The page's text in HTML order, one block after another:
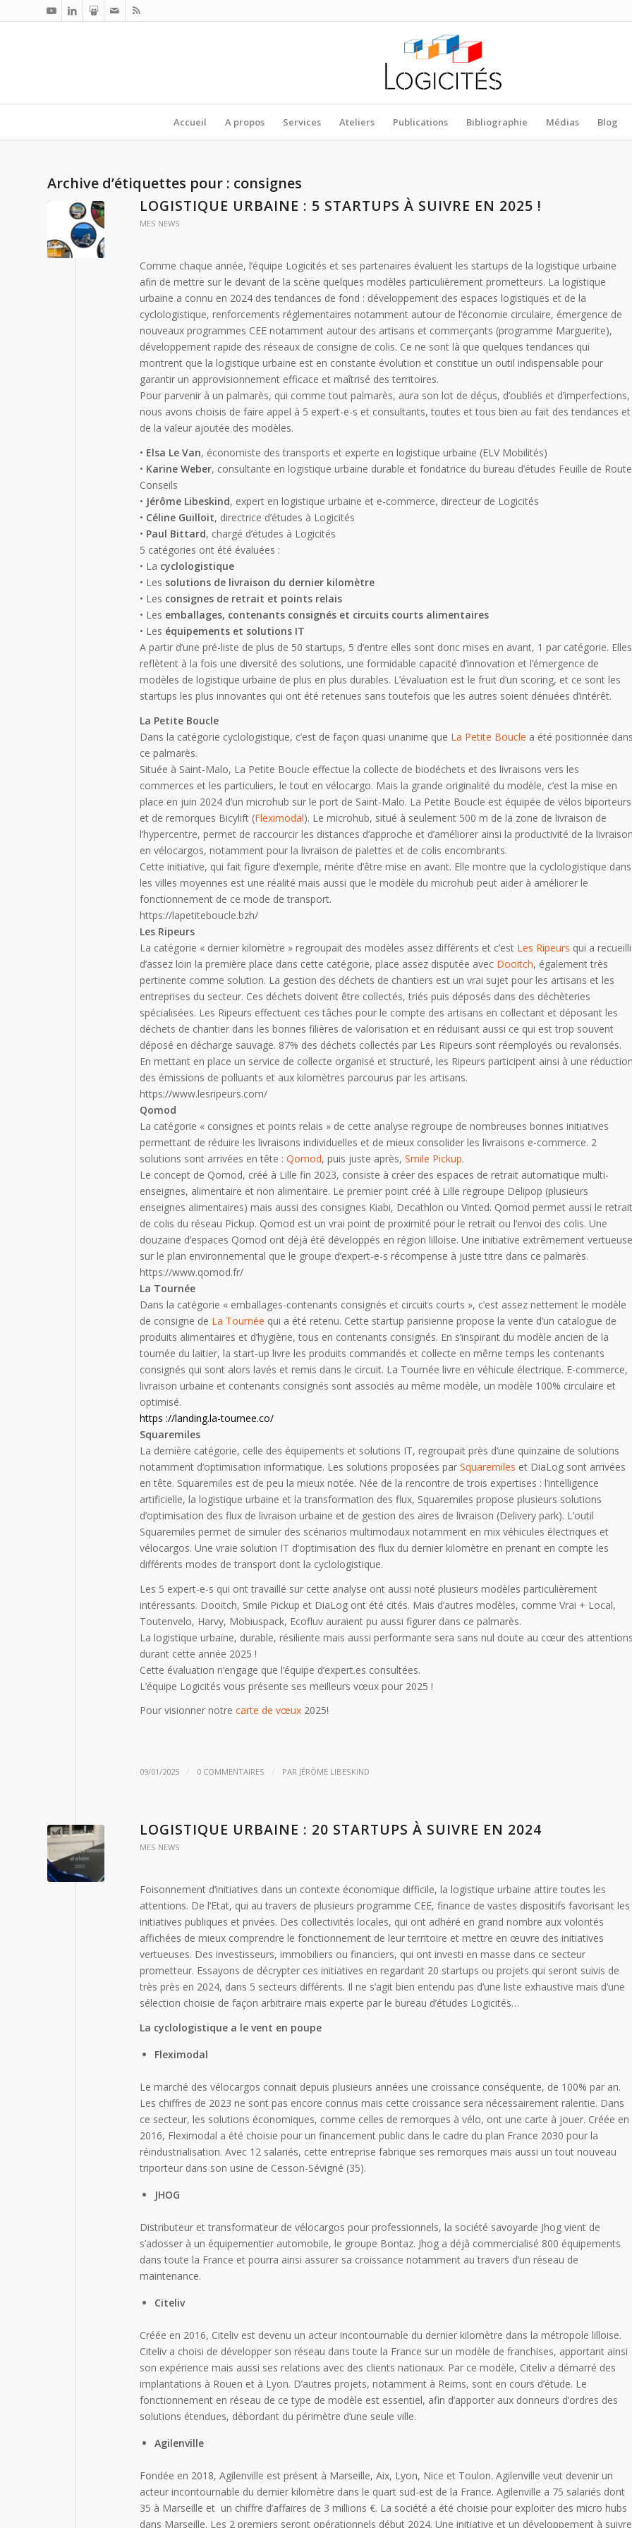
Accueil A propos Services Ateliers Publications Bibliographie Médias Blog
Archive d’étiquettes pour : consignes
LOGISTIQUE URBAINE : 5 STARTUPS À SUIVRE EN 2025 !
MES NEWS
Comme chaque année, l’équipe Logicités et ses partenaires évaluent les startups de la logistique urbaine
afin de mettre sur le devant de la scène quelques modèles particulièrement prometteurs. La logistique
urbaine a connu en 2024 des tendances de fond : développement des espaces logistiques et de la
cyclologistique, renforcements réglementaires notamment autour de l’économie circulaire, émergence de
nouveaux programmes CEE notamment autour des artisans et commerçants (programme Marguerite),
développement rapide des réseaux de consigne de colis. Ce ne sont là que quelques tendances qui
montrent que la logistique urbaine est en constante évolution et constitue un outil indispensable pour
garantir un approvisionnement efficace et maîtrisé des territoires.
Pour parvenir à un palmarès, qui comme tout palmarès, aura son lot de déçus, d’oubliés et d’imperfections,
nous avons choisis de faire appel à 5 expert-e-s et consultants, toutes et tous bien au fait des tendances et
de la valeur ajoutée des modèles.
• Elsa Le Van, économiste des transports et experte en logistique urbaine (ELV Mobilités)
• Karine Weber, consultante en logistique urbaine durable et fondatrice du bureau d’études Feuille de Route
Conseils
• Jérôme Libeskind, expert en logistique urbaine et e-commerce, directeur de Logicités
• Céline Guilloit, directrice d’études à Logicités
• Paul Bittard, chargé d’études à Logicités
5 catégories ont été évaluées :
• La cyclologistique
• Les solutions de livraison du dernier kilomètre
• Les consignes de retrait et points relais
• Les emballages, contenants consignés et circuits courts alimentaires
• Les équipements et solutions IT
A partir d’une pré-liste de plus de 50 startups, 5 d’entre elles sont donc mises en avant, 1 par catégorie. Elles
reflètent à la fois une diversité des solutions, une formidable capacité d’innovation et l’émergence de
modèles de logistique urbaine de plus en plus durables. L’évaluation est le fruit d’un scoring, et ce sont les
startups les plus innovantes qui ont été retenues sans toutefois que les autres soient dénuées d’intérêt.
La Petite Boucle
Dans la catégorie cyclologistique, c’est de façon quasi unanime que La Petite Boucle a été positionnée
ce palmarès.
Située à Saint-Malo, La Petite Boucle effectue la collecte de biodéchets et des livraisons vers les
commerces et les particuliers, le tout en vélocargo. Mais la grande originalité du modèle, c’est la mise en
place en juin 2024 d’un microhub sur le port de Saint-Malo. La Petite Boucle est équipée de vélos biporteurs
et de remorques Bicylift (Fleximodal). Le microhub, situé à seulement 500 m de la zone de livraison de
l’hypercentre, permet de raccourcir les distances d’approche et d’améliorer ainsi la productivité de la
en vélocargos, notamment pour la livraison de palettes et de colis encombrants.
Cette initiative, qui fait figure d’exemple, mérite d’être mise en avant. Elle montre que la cyclologistique dans
les villes moyennes est une réalité mais aussi que le modèle du microhub peut aider à améliorer le
fonctionnement de ce mode de transport.
https://lapetiteboucle.bzh/
Les Ripeurs
La catégorie « dernier kilomètre » regroupait des modèles assez différents et c’est Les Ripeurs qui a recueilli
d’assez loin la première place dans cette catégorie, place assez disputée avec Dooitch, également très
pertinente comme solution. La gestion des déchets de chantiers est un vrai sujet pour les artisans et les
entreprises du secteur. Ces déchets doivent être collectés, triés puis déposés dans des déchèteries
spécialisées. Les Ripeurs effectuent ces tâches pour le compte des artisans en collectant et déposant les
déchets de chantier dans les bonnes filières de valorisation et en réduisant aussi ce qui est trop souvent
déposé en décharge sauvage. 87% des déchets collectés par Les Ripeurs sont réemployés ou revalorisés.
En mettant en place un service de collecte organisé et structuré, les Ripeurs participent ainsi à une
des émissions de polluants et aux kilomètres parcourus par les artisans.
https://www.lesripeurs.com/
Qomod
La catégorie « consignes et points relais » de cette analyse regroupe de nombreuses bonnes initiatives
permettant de réduire les livraisons individuelles et de mieux consolider les livraisons e-commerce. 2
solutions sont arrivées en tête : Qomod, puis juste après, Smile Pickup.
Le concept de Qomod, créé à Lille fin 2023, consiste à créer des espaces de retrait automatique multi-
enseignes, alimentaire et non alimentaire. Le premier point créé à Lille regroupe Delipop (plusieurs
enseignes alimentaires) mais aussi des consignes Kiabi, Decathlon ou Vinted. Qomod permet aussi le retrait
de colis du réseau Pickup. Qomod est un vrai point de proximité pour le retrait ou l’envoi des colis. Une
douzaine d’espaces Qomod ont déjà été développés en région lilloise. Une initiative extrêmement vertueuse
sur le plan environnemental que le groupe d’expert-e-s récompense à juste titre dans ce palmarès.
https://www.qomod.fr/
La Tournée
Dans la catégorie « emballages-contenants consignés et circuits courts », c’est assez nettement le modèle
de consigne de La Tournée qui a été retenu. Cette startup parisienne propose la vente d’un catalogue de
produits alimentaires et d’hygiène, tous en contenants consignés. En s’inspirant du modèle ancien de la
tournée du laitier, la start-up livre les produits commandés et collecte en même temps les contenants
consignés qui sont alors lavés et remis dans le circuit. La Tournée livre en véhicule électrique. E-commerce,
livraison urbaine et contenants consignés sont associés au même modèle, un modèle 100% circulaire et
optimisé.
https ://landing.la-tournee.co/
Squaremiles
La dernière catégorie, celle des équipements et solutions IT, regroupait près d’une quinzaine de solutions
notamment d’optimisation informatique. Les solutions proposées par Squaremiles et DiaLog sont arrivées
en tête. Squaremiles est de peu la mieux notée. Née de la rencontre de trois expertises : l’intelligence
artificielle, la logistique urbaine et la transformation des flux, Squaremiles propose plusieurs solutions
d’optimisation des flux de livraison urbaine et de gestion des aires de livraison (Delivery park). L’outil
Squaremiles permet de simuler des scénarios multimodaux notamment en mix véhicules électriques et
vélocargos. Une vraie solution IT d’optimisation des flux du dernier kilomètre en prenant en compte les
différents modes de transport dont la cyclologistique.
Les 5 expert-e-s qui ont travaillé sur cette analyse ont aussi noté plusieurs modèles particulièrement
intéressants. Dooitch, Smile Pickup et DiaLog ont été cités. Mais d’autres modèles, comme Vrai + Local,
Toutenvelo, Harvy, Mobiuspack, Ecofluv auraient pu aussi figurer dans ce palmarès.
La logistique urbaine, durable, résiliente mais aussi performante sera sans nul doute au cœur des
durant cette année 2025 !
Cette évaluation n’engage que l’équipe d’expert.es consultées.
L’équipe Logicités vous présente ses meilleurs vœux pour 2025 !
Pour visionner notre carte de vœux 2025!
09/01/2025 / 0 COMMENTAIRES / PAR JÉRÔME LIBESKIND
LOGISTIQUE URBAINE : 20 STARTUPS À SUIVRE EN 2024
MES NEWS
Foisonnement d’initiatives dans un contexte économique difficile, la logistique urbaine attire toutes les
attentions. De l’Etat, qui au travers de plusieurs programme CEE, finance de vastes dispositifs favorisant les
initiatives publiques et privées. Des collectivités locales, qui ont adhéré en grand nombre aux volontés
affichées de mieux comprendre le fonctionnement de leur territoire et mettre en œuvre des initiatives
vertueuses. Des investisseurs, immobiliers ou financiers, qui ont investi en masse dans ce secteur
prometteur. Essayons de décrypter ces initiatives en regardant 20 startups ou projets qui seront suivis de
très près en 2024, dans 5 secteurs différents. Il ne s’agit bien entendu pas d’une liste exhaustive mais d’une
sélection choisie de façon arbitraire mais experte par le bureau d’études Logicités…
La cyclologistique a le vent en poupe
Fleximodal
Le marché des vélocargos connait depuis plusieurs années une croissance conséquente, de 100% par an.
Les chiffres de 2023 ne sont pas encore connus mais cette croissance sera nécessairement ralentie. Dans
ce secteur, les solutions économiques, comme celles de remorques à vélo, ont une carte à jouer. Créée en
2016, Fleximodal a été choisie pour un financement public dans le cadre du plan France 2030 pour la
réindustrialisation. Avec 12 salariés, cette entreprise fabrique ses remorques mais aussi un tout nouveau
triporteur dans son usine de Cesson-Sévigné (35).
JHOG
Distributeur et transformateur de vélocargos pour professionnels, la société savoyarde Jhog vient de
s’adosser à un équipementier automobile, le groupe Bontaz. Jhog a déjà commercialisé 800 équipements
dans toute la France et pourra ainsi assurer sa croissance notamment au travers d’un réseau de
maintenance.
Citeliv
Créée en 2016, Citeliv est devenu un acteur incontournable du dernier kilomètre dans la métropole lilloise.
Citeliv a choisi de développer son réseau dans toute la France sur un modèle de franchises, apportant ainsi
son expérience mais aussi ses relations avec des clients nationaux. Par ce modèle, Citeliv a démarré des
implantations à Rouen et à Lyon. D’autres projets, notamment à Reims, sont en cours d’étude. Le
fonctionnement en réseau de ce type de modèle est essentiel, afin d’apporter aux donneurs d’ordres des
solutions étendues, débordant du périmètre d’une seule ville.
Agilenville
Fondée en 2018, Agilenville est présent à Marseille, Aix, Lyon, Nice et Toulon. Agilenville veut devenir un
acteur incontournable du dernier kilomètre dans le quart sud-est de la France. Agilenville a 75 salariés dont
35 à Marseille et un chiffre d’affaires de 3 millions €. La société a été choisie pour exploiter des micro hubs
dans Marseille. Les 2 premiers seront opérationnels début 2024. Une initiative et un développement à suivre